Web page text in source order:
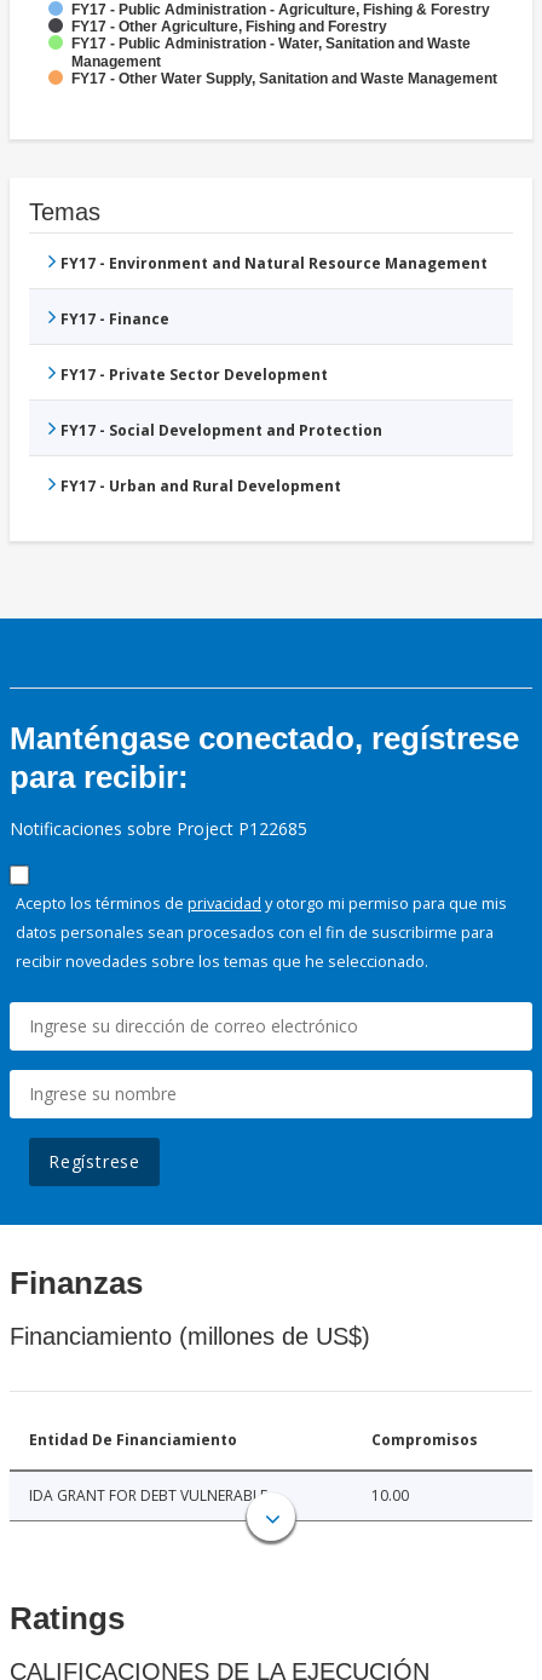
FY17 - Public Administration - Agriculture, Fishing & Forestry
FY17 - Other Agriculture, Fishing and Forestry
FY17 - Public Administration - Water, Sanitation and Waste
Management
FY17 - Other Water Supply, Sanitation and Waste Management
Temas
FY17 - Environment and Natural Resource Management
FY17 - Finance
FY17 - Private Sector Development
FY17 - Social Development and Protection
FY17 - Urban and Rural Development
Manténgase conectado, regístrese
para recibir:
Notificaciones sobre Project P122685
Acepto los términos de privacidad y otorgo mi permiso para que mis
datos personales sean procesados con el fin de suscribirme para
recibir novedades sobre los temas que he seleccionado.
Regístrese
Finanzas
Financiamiento (millones de US$)
Entidad De Financiamiento Compromisos
IDA GRANT FOR DEBT VULNERABLE 10.00
Ratings
CALIFICACIONES DE LA EJECUCIÓN